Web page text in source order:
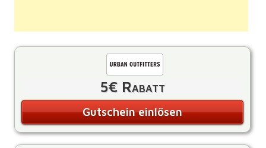
5€ Rabatt
Gutschein einlösen